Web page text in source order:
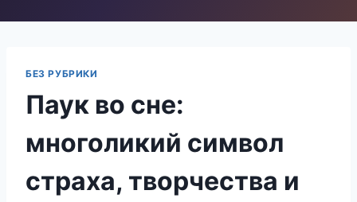
БЕЗ РУБРИКИ
Паук во сне:
многоликий символ
страха, творчества и